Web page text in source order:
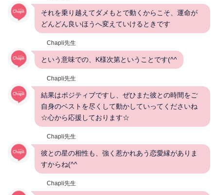
それを乗り越えてダメもとで動くからこそ、運命が
どんどん良いほうへ変えていけるときです
Chapli先生
という意味での、K様次第ということです(^^
Chapli先生
結果はポジティブですし、ぜひまた彼との時間をご
自身のベストを尽くして動かしていってくださいね
☆心から応援しております☆
Chapli先生
彼との星の相性も、強く惹かれあう恋愛縁がありま
すからね(^^
Chapli先生